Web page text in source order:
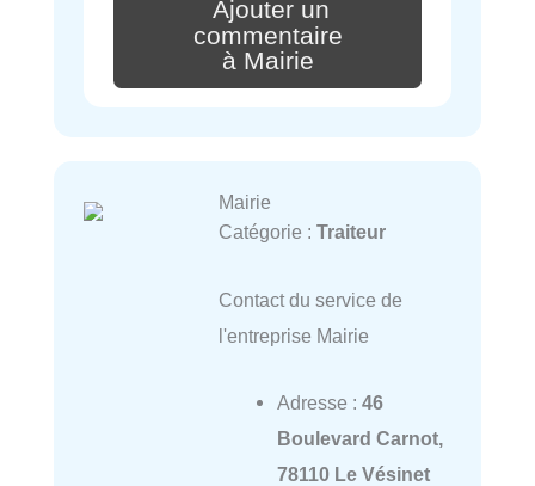
Ajouter un
commentaire
à Mairie
Mairie
Catégorie : Traiteur
Contact du service de
l'entreprise Mairie
Adresse : 46
Boulevard Carnot,
78110 Le Vésinet